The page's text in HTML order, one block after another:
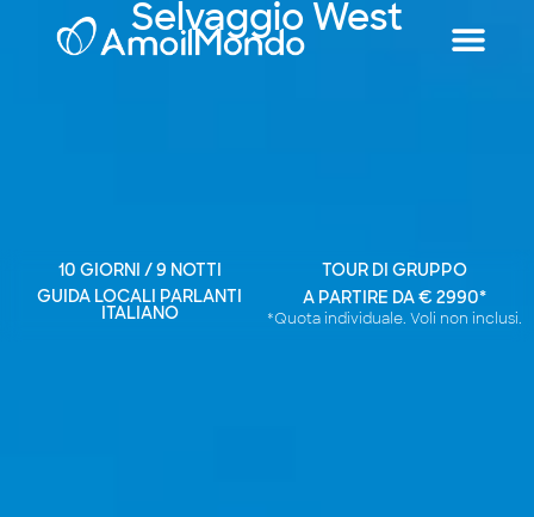
Selvaggio West
10 GIORNI / 9 NOTTI
TOUR DI GRUPPO
GUIDA LOCALI PARLANTI
ITALIANO
A PARTIRE DA € 2990*
*Quota individuale. Voli non inclusi.